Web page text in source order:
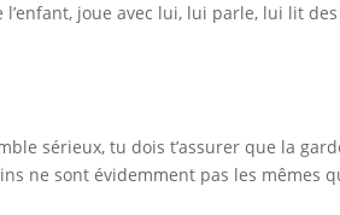
joue avec lui, lui parle, lui lit
sérieux, tu dois t’assurer que la
ne sont évidemment pas les mêmes